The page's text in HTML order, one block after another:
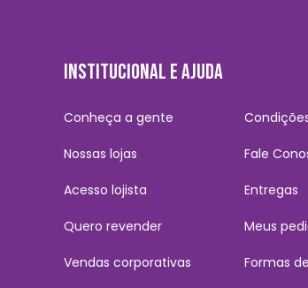
INSTITUCIONAL E AJUDA
Conheça a gente
Nossas lojas
Acesso lojista
Quero revender
Vendas corporativas
Fale
Entregas
Meus
Formas